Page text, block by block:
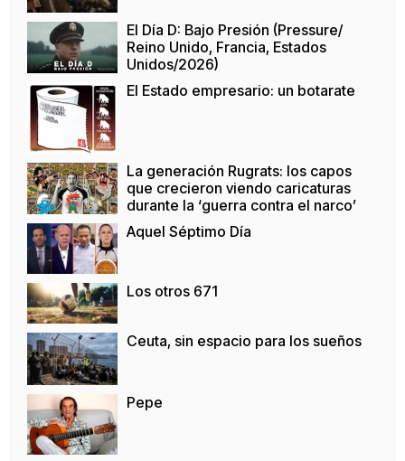
El Día D: Bajo Presión (Pressure/
Reino Unido, Francia, Estados
Unidos/2026)
El Estado empresario: un botarate
La generación Rugrats: los capos
que crecieron viendo caricaturas
durante la ‘guerra contra el narco’
Aquel Séptimo Día
Los otros 671
Ceuta, sin espacio para los sueños
Pepe